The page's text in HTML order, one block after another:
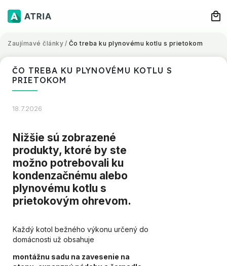
Zaujímavé články / Čo treba ku plynovému kotlu s prietokom
ČO TREBA KU PLYNOVÉMU KOTLU S
PRIETOKOM
18.7.2026
Nižšie sú zobrazené
produkty, ktoré by ste
možno potrebovali ku
kondenzačnému alebo
plynovému kotlu s
prietokovým ohrevom.
Každý kotol bežného výkonu určený do
domácnosti už obsahuje
montážnu sadu na zavesenie na